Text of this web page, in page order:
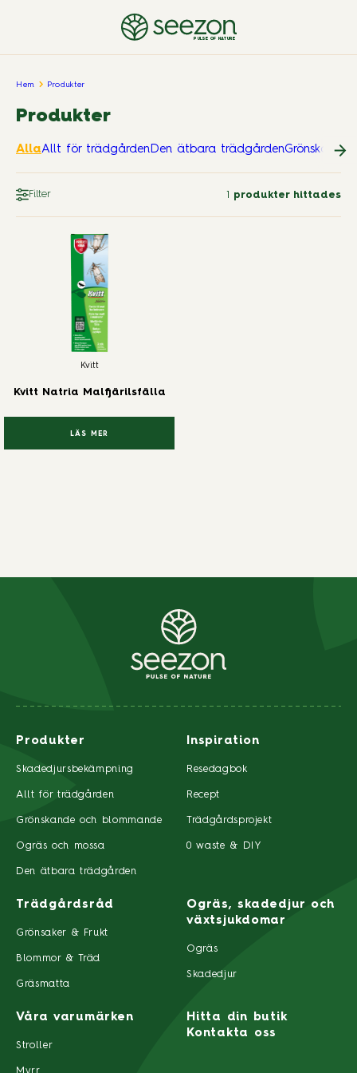
PULSE OF NATURE
Hem Produkter
Produkter
AllaAllt för trädgårdenDen ätbara trädgårdenGrönskande
Filter 1 produkter hittades
Kvitt
Kvitt Natria Malfjärilsfälla
LÄS MER
Produkter
Skadedjursbekämpning
Allt för trädgården
Grönskande och blommande
Ogräs och mossa
Den ätbara trädgården
Inspiration
Resedagbok
Recept
Trädgårdsprojekt
0 waste & DIY
Trädgårdsråd
Grönsaker & Frukt
Blommor & Träd
Gräsmatta
Ogräs, skadedjur och
växtsjukdomar
Ogräs
Skadedjur
Våra varumärken
Stroller
Hitta din butik
Kontakta oss